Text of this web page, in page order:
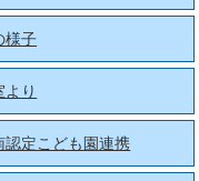
様子
より
認定こども園連携